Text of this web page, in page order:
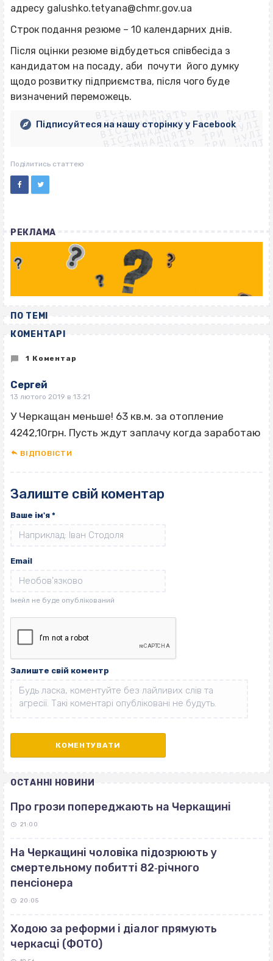
адресу galushko.tetyana@chmr.gov.ua
Строк подання резюме – 10 календарних днів.
Після оцінки резюме відбудеться співбесіда з
кандидатом на посаду, аби почути його думку
щодо розвитку підприємства, після чого буде
визначений переможець.ВІСІМНАДЦЯТЬ ТРИ НУЛІ
ВІСІМНАДЦЯТЬ ТРИ НУЛІ
ВІСІМНАДЦЯТЬ ТРИ НУЛІ
ВІСІМНАДЦЯТЬ ТРИ НУЛІ
ВІСІМНАДЦЯТЬ ТРИ НУЛІ
ВІСІМНАДЦЯТЬ ТРИ НУЛІ
ВІСІМНАДЦЯТЬ ТРИ НУЛІ
ВІСІМНАДЦЯТЬ ТРИ НУЛІ
Підписуйтеся на нашу сторінку у Facebook
Поділитись статтею
РЕКЛАМА
ПО ТЕМІ
КОМЕНТАРІ
1 Коментар
Сергей
13 лютого 2019 в 13:21
У Черкащан меньше! 63 кв.м. за отопление
4242,10грн. Пусть ждут заплачу когда заработаю
ВІДПОВІCТИ
Залиште свій коментар
Ваше ім'я *
Email
Залиште свій коментр
ОСТАННІ НОВИНИ
Про грози попереджають на Черкащині
21:00
На Черкащині чоловіка підозрюють у
смертельному побитті 82‐річного
пенсіонера
20:05
Ходою за реформи і діалог прямують
черкасці (ФОТО)